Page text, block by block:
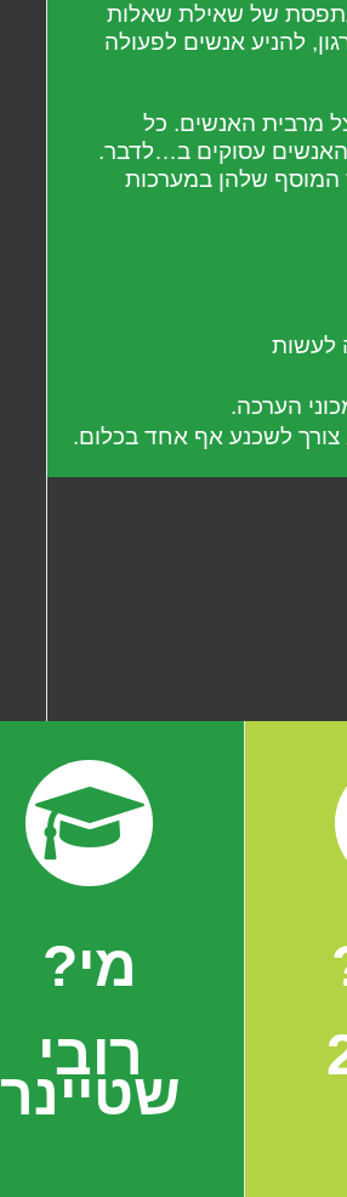
של שאילת שאלות
להניע אנשים לפעולה
מרבית האנשים. כל
האנשים עסוקים ב…לדבר.
המוסף שלהן במערכות
לעשות
הערכה.
לשכנע אף אחד בכלום.
מי?
רובי
שטיינר